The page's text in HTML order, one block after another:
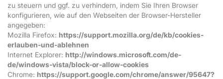
zu steuern und ggf. zu verhindern, indem Sie Ihren Browser
konfigurieren, wie auf den Webseiten der Browser-Hersteller
angegeben:
Mozilla Firefox: https://support.mozilla.org/de/kb/cookies-
erlauben-und-ablehnen
Internet Explorer: http://windows.microsoft.com/de-
de/windows-vista/block-or-allow-cookies
Chrome: https://support.google.com/chrome/answer/95647?